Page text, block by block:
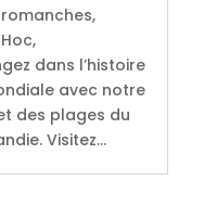
dans l’histoire
avec notre
des plages du
Visitez...